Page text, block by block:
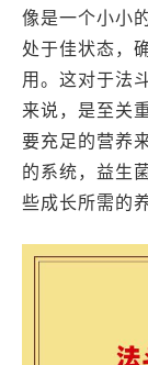
像是一个小小
处于佳状态，
用。这对于法
来说，是至关
要充足的营养
的系统，益生
些成长所需的养